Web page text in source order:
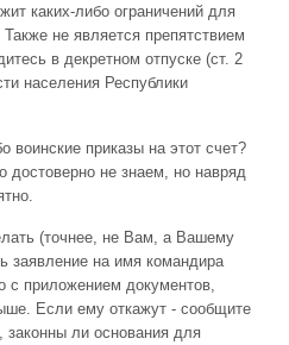
каких-либо ограничений для
не является препятствием
в декретном отпуске (ст. 2
населения Республики
воинские приказы на этот счет?
достоверно не знаем, но навряд
(точнее, не Вам, а Вашему
заявление на имя командира
с приложением документов,
Если ему откажут - сообщите
ли основания для